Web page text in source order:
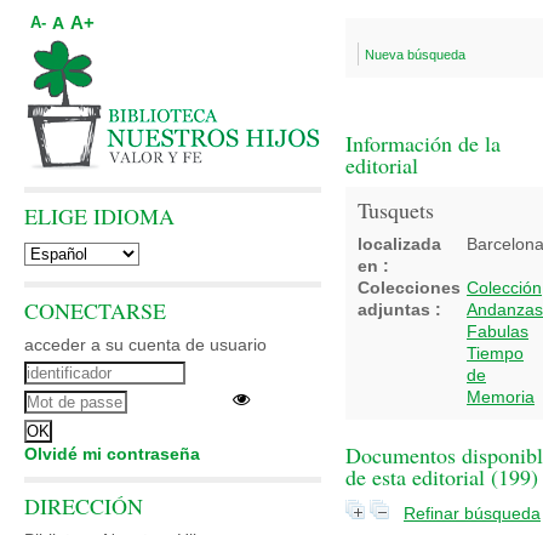
Nueva búsqueda
Información de la
editorial
Tusquets
localizada
en :
Barcelona
Colecciones
adjuntas :
Colección
Andanzas
Fabulas
Tiempo
de
Memoria
Documentos
de esta editorial (199)
Refinar búsqueda
A- A A+
ELIGE IDIOMA
CONECTARSE
acceder a su cuenta de usuario
Olvidé mi contraseña
DIRECCIÓN